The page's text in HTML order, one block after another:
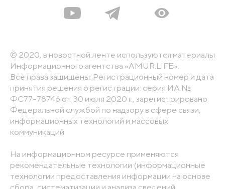
© 2020, в новостной ленте используются материалы
Информационного агентства «AMUR.LIFE».
Все права защищены. Регистрационный номер и дата
принятия решения о регистрации: серия ИА №
ФС77-78746 от 30 июля 2020 г., зарегистрировано
Федеральной службой по надзору в сфере связи,
информационных технологий и массовых
коммуникаций
На информационном ресурсе применяются
рекомендательные технологии (информационные
технологии предоставления информации на основе